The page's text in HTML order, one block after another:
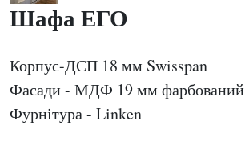
Шафа ЕГО
Корпус-ДСП 18 мм Swisspan
Фасади - МДФ 19 мм фарбований
Фурнітура - Linken